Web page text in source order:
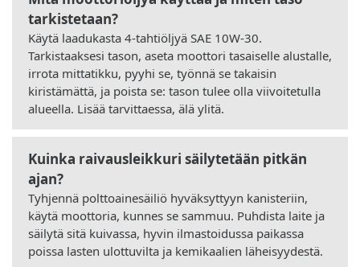
tarkistetaan?
Käytä laadukasta 4-tahtiöljyä SAE 10W-30.
Tarkistaaksesi tason, aseta moottori tasaiselle alustalle,
irrota mittatikku, pyyhi se, työnnä se takaisin
kiristämättä, ja poista se: tason tulee olla viivoitetulla
alueella. Lisää tarvittaessa, älä ylitä.
Kuinka raivausleikkuri säilytetään pitkän
ajan?
Tyhjennä polttoainesäiliö hyväksyttyyn kanisteriin,
käytä moottoria, kunnes se sammuu. Puhdista laite ja
säilytä sitä kuivassa, hyvin ilmastoidussa paikassa
poissa lasten ulottuvilta ja kemikaalien läheisyydestä.